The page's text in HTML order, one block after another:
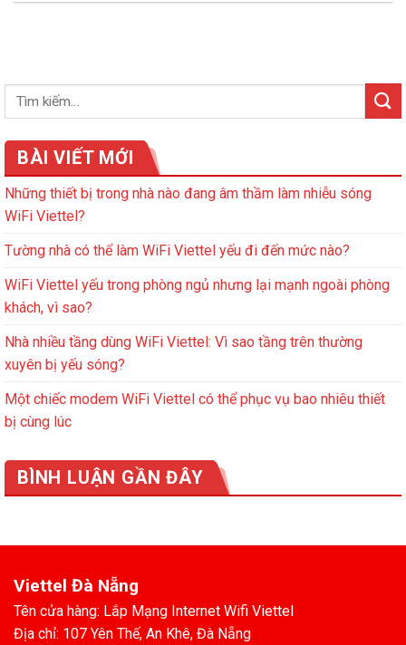
BÀI VIẾT MỚI
Những thiết bị trong nhà nào đang âm thầm làm nhiễu sóng
WiFi Viettel?
Tường nhà có thể làm WiFi Viettel yếu đi đến mức nào?
WiFi Viettel yếu trong phòng ngủ nhưng lại mạnh ngoài phòng
khách, vì sao?
Nhà nhiều tầng dùng WiFi Viettel: Vì sao tầng trên thường
xuyên bị yếu sóng?
Một chiếc modem WiFi Viettel có thể phục vụ bao nhiêu thiết
bị cùng lúc
BÌNH LUẬN GẦN ĐÂY
Viettel Đà Nẵng
Tên cửa hàng: Lắp Mạng Internet Wifi Viettel
Địa chỉ: 107 Yên Thế, An Khê, Đà Nẵng